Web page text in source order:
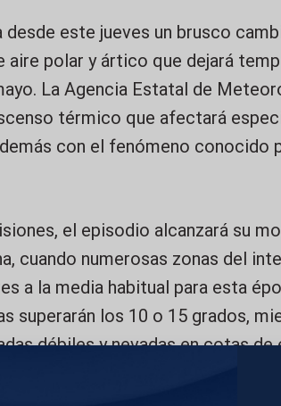
desde este jueves un brusco
aire polar y ártico que dejará
La Agencia Estatal de
térmico que afectará
con el fenómeno conocido
el episodio alcanzará su
cuando numerosas zonas del
a la media habitual para esta
superarán los 10 o 15 grados,
débiles y nevadas en cotas